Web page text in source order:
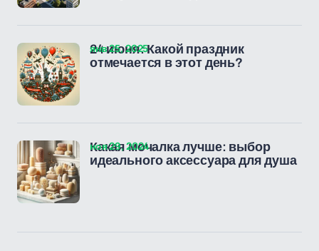
24 июня: Какой праздник
отмечается в этот день?
янв 25, 2025
Какая мочалка лучше: выбор
идеального аксессуара для душа
ноя 29, 2024